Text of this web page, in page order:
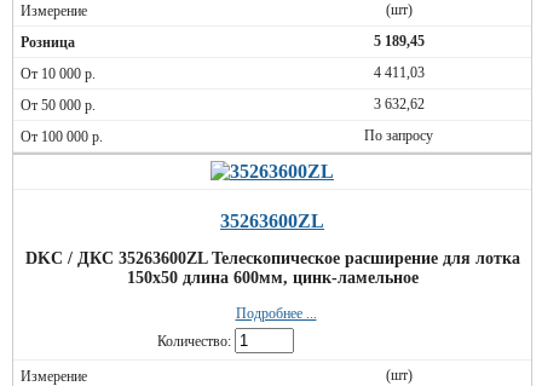
(шт)
5 189,45
4 411,03
3 632,62
По запросу
35263600ZL
DKC / ДКС 35263600ZL Телескопическое расширение для лотка
150х50 длина 600мм, цинк-ламельное
Подробнее ...
Количество:
(шт)